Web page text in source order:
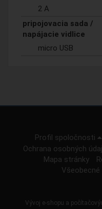
2 A
pripojovacia sada /
napájacie vidlice
micro USB
Profil spoločnosti
Ochrana osobných
Mapa stránky
Všeobecné
Vývoj e-shopu a